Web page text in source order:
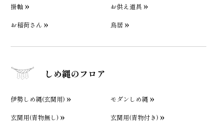
掛軸
お供え道具
お稲荷さん
鳥居
しめ縄のフロア
伊勢しめ縄(玄関用)
モダンしめ縄
玄関用(青物無し)
玄関用(青物付き)